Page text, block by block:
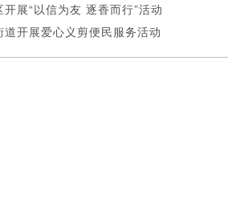
展“以信为友 逐香而行”活动
开展爱心义剪便民服务活动